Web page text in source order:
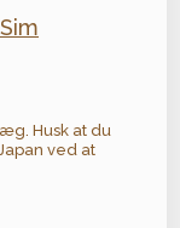
Husk at du
ved at